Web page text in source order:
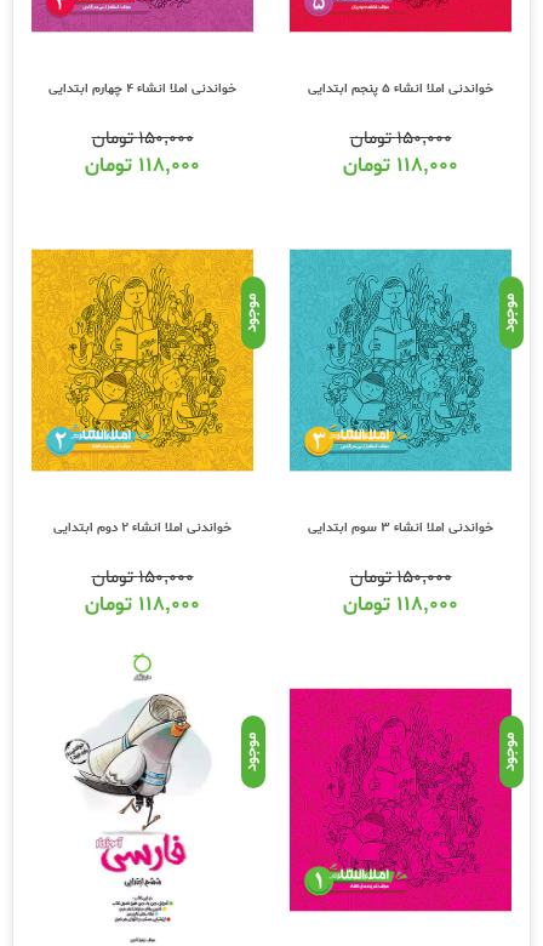
خواندنی املا انشاء 5 پنجم ابتدایی
۱۵۰,۰۰۰تومان
۱۱۸,۰۰۰ تومان
خواندنی املا انشاء 4 چهارم ابتدایی
۱۵۰,۰۰۰تومان
۱۱۸,۰۰۰ تومان
موجود
خواندنی املا انشاء 3 سوم ابتدایی
۱۵۰,۰۰۰تومان
۱۱۸,۰۰۰ تومان
موجود
خواندنی املا انشاء 2 دوم ابتدایی
۱۵۰,۰۰۰تومان
۱۱۸,۰۰۰ تومان
موجود موجود